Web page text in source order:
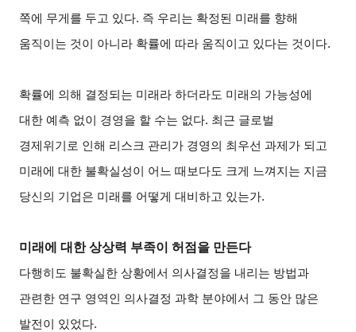
쪽에 무게를 두고 있다. 즉 우리는 확정된 미래를 향해
움직이는 것이 아니라 확률에 따라 움직이고 있다는 것이다.
확률에 의해 결정되는 미래라 하더라도 미래의 가능성에
대한 예측 없이 경영을 할 수는 없다. 최근 글로벌
경제위기로 인해 리스크 관리가 경영의 최우선 과제가 되고
미래에 대한 불확실성이 어느 때보다도 크게 느껴지는 지금
당신의 기업은 미래 를 어떻게 대비하고 있는가.
미래에 대한 상상력 부족이 허점을 만든다
다행히도 불확실한 상황에서 의사결정을 내리는 방법과
관련한 연구 영역인 의사결정 과학 분야에서 그 동안 많은
발전이 있었다.